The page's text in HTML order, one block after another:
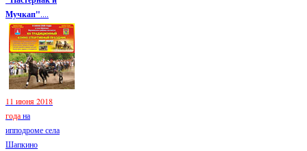
Мучкап"....
11 июня 2018
годана
ипподроме села
Шапкино